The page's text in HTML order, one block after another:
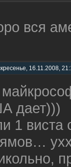
вся
16.11.2008,
дает)))
1 виста